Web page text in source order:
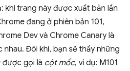
khi trang này được xuất bản lần
đang ở phiên bản 101,
Dev và Chrome Canary là
nhau. Đôi khi, bạn sẽ thấy những
được gọi là cột mốc, ví dụ: M101